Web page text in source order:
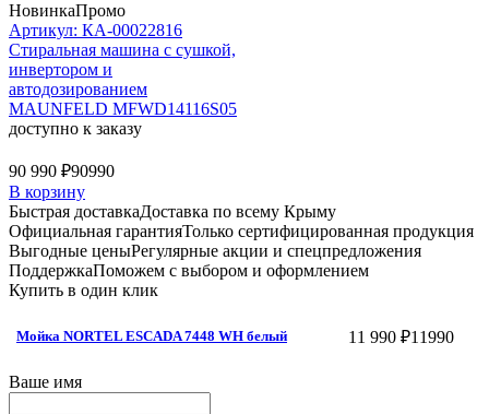
НовинкаПромо
Артикул: КА-00022816
Стиральная машина c сушкой,
инвертором и
автодозированием
MAUNFELD MFWD14116S05
доступно к заказу
90 990 ₽90990
В корзину
Быстрая доставкаДоставка по всему Крыму
Официальная гарантияТолько сертифицированная продукция
Выгодные ценыРегулярные акции и спецпредложения
ПоддержкаПоможем с выбором и оформлением
Купить в один клик
Мойка NORTEL ESCADA 7448 WH белый 11 990 ₽11990
Ваше имя